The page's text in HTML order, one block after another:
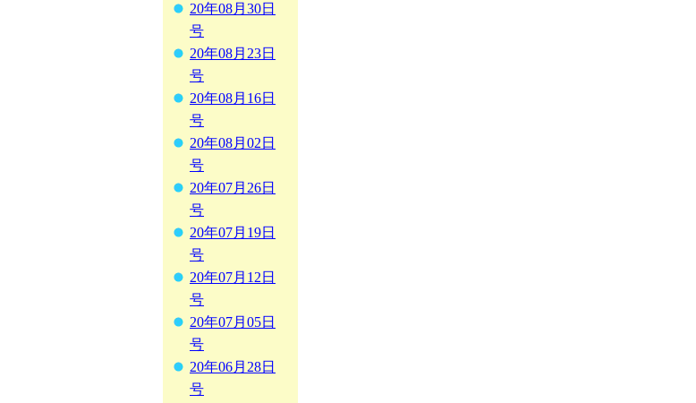
20年08月30日
号
20年08月23日
号
20年08月16日
号
20年08月02日
号
20年07月26日
号
20年07月19日
号
20年07月12日
号
20年07月05日
号
20年06月28日
号